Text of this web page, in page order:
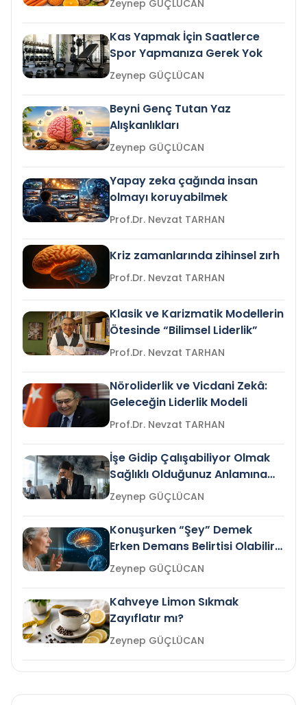
Zeynep GÜÇLÜCAN
Kas Yapmak İçin Saatlerce
Spor Yapmanıza Gerek Yok
Zeynep GÜÇLÜCAN
Beyni Genç Tutan Yaz
Alışkanlıkları
Zeynep GÜÇLÜCAN
Yapay zeka çağında insan
olmayı koruyabilmek
Prof.Dr. Nevzat TARHAN
Kriz zamanlarında zihinsel zırh
Prof.Dr. Nevzat TARHAN
Klasik ve Karizmatik Modellerin
Ötesinde “Bilimsel Liderlik”
Prof.Dr. Nevzat TARHAN
Nöroliderlik ve Vicdani Zekâ:
Geleceğin Liderlik Modeli
Prof.Dr. Nevzat TARHAN
İşe Gidip Çalışabiliyor Olmak
Sağlıklı Olduğunuz Anlamına
Gelir mi?Zeynep GÜÇLÜCAN
Konuşurken “Şey” Demek
Erken Demans Belirtisi Olabilir
mi?
Zeynep GÜÇLÜCAN
Kahveye Limon Sıkmak
Zayıflatır mı?
Zeynep GÜÇLÜCAN